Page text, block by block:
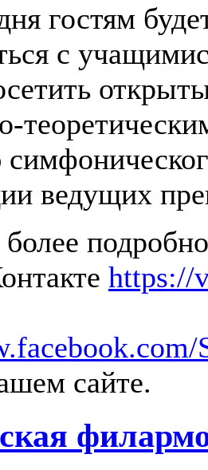
гостям
с
ведущих
более
https://
сайте.